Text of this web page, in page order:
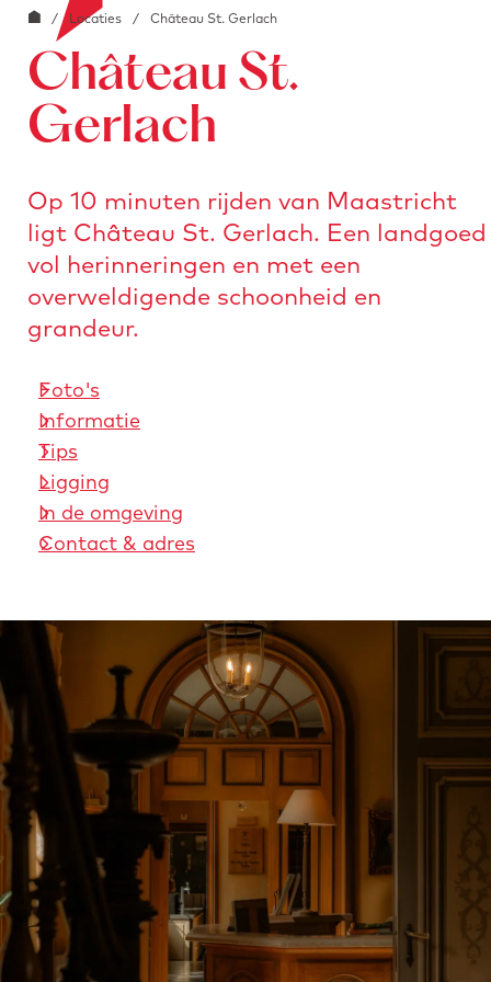
e
G
a
n
a
a
d
e
h
o
m
p
a
g
e
/ Locaties / Château St. Gerlach
Château St.
Gerlach
Op 10 minuten rijden van Maastricht
ligt Château St. Gerlach. Een landgoed
vol herinneringen en met een
overweldigende schoonheid en
grandeur.
o
r
s
t
r
e
n
i
a
b
l
o
k
.
i
m
a
Foto's
Informatie
Tips
Ligging
In de omgeving
Contact & adres